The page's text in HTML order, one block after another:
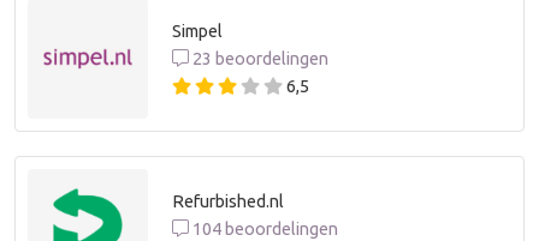
Simpel
23 beoordelingen
6,5
Refurbished.nl
104 beoordelingen